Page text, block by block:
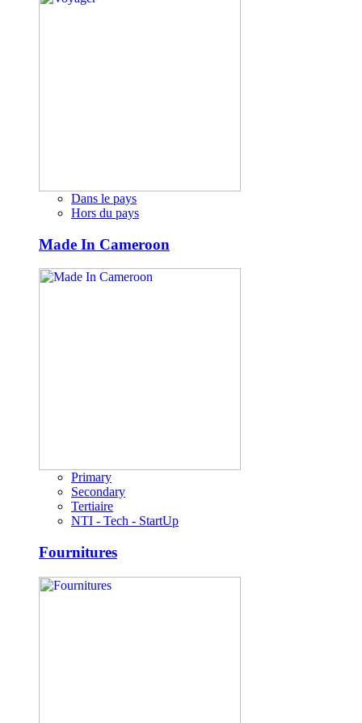
Dans le pays
Hors du pays
Made In Cameroon
Primary
Secondary
Tertiaire
NTI - Tech - StartUp
Fournitures